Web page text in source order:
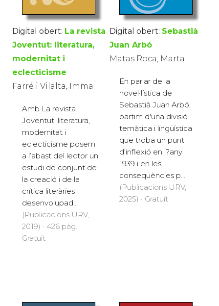
Digital obert: La revista
Joventut: literatura,
modernitat i
eclecticisme
Farré i Vilalta, Imma
Amb La revista
Joventut: literatura,
modernitat i
eclecticisme posem
a l’abast del lector un
estudi de conjunt de
la creació i de la
crítica literàries
desenvolupad...
(Publicacions URV,
2019) · 426 pàg. ·
Gratuït
Digital obert: Sebastià
Juan Arbó
Matas Roca, Marta
En parlar de la
novel·lística de
Sebastià Juan Arbó,
partim d'una divisió
temàtica i lingüística
que troba un punt
d'inflexió en l?any
1939 i en les
conseqüències p...
(Publicacions URV,
2025) · Gratuït